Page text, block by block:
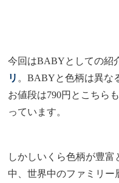
今回はBABYとしての紹
リ 。BABYと色柄は異な
お値段は790円とこちら
っています。
しかしいくら色柄が豊
中、世界中のファミリー